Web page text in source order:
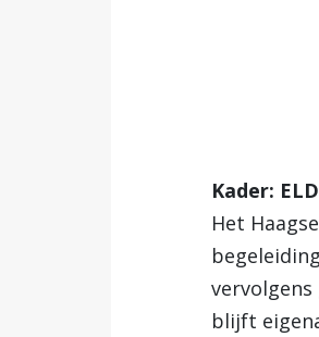
Kader:
Het
blijft